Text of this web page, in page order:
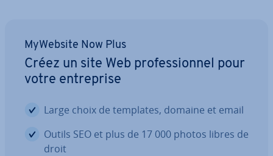
MyWebsite Now Plus
Créez un site Web pro­fes­sion­nel pour
votre en­tre­prise
Large choix de templates, domaine et email
Outils SEO et plus de 17 000 photos libres de
droit